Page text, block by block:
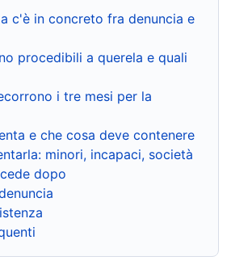
c'è in concreto fra denuncia e
procedibili a querela e quali
i tre mesi per la
e che cosa deve contenere
minori, incapaci, società
dopo